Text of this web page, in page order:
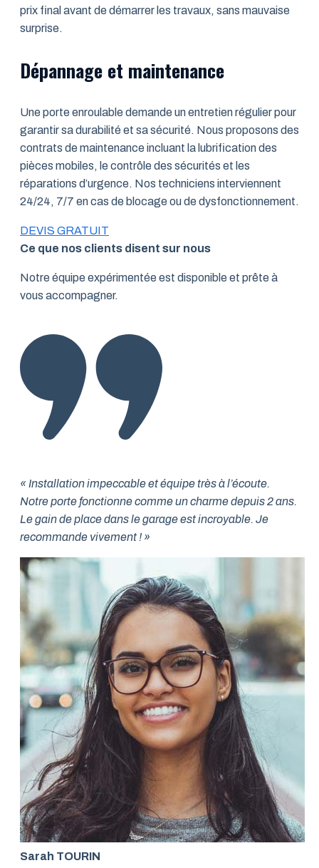
prix final avant de démarrer les travaux, sans mauvaise
surprise.
Dépannage et maintenance
Une porte enroulable demande un entretien régulier pour
garantir sa durabilité et sa sécurité. Nous proposons des
contrats de maintenance incluant la lubrification des
pièces mobiles, le contrôle des sécurités et les
réparations d’urgence. Nos techniciens interviennent
24/24, 7/7 en cas de blocage ou de dysfonctionnement.
DEVIS GRATUIT
Ce que nos clients disent sur nous
Notre équipe expérimentée est disponible et prête à
vous accompagner.
« Installation impeccable et équipe très à l’écoute.
Notre porte fonctionne comme un charme depuis 2 ans.
Le gain de place dans le garage est incroyable. Je
recommande vivement ! »
Sarah TOURIN